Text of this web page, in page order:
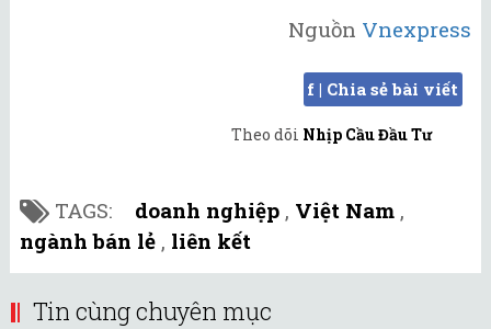
Nguồn Vnexpress
f | Chia sẻ bài viết
Theo dõi Nhịp Cầu Đầu Tư
TAGS: doanh nghiệp , Việt Nam ,
ngành bán lẻ , liên kết
Tin cùng chuyên mục